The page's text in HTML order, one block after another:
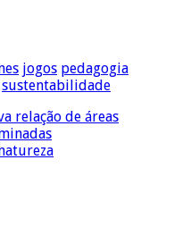
jogos pedagogia
sustentabilidade
relação de áreas